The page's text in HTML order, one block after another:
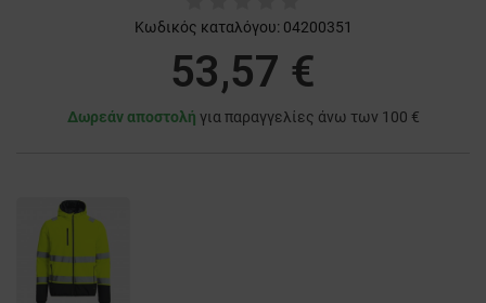
Κωδικός καταλόγου: 04200351
53,57 €
Δωρεάν αποστολή για παραγγελίες άνω των 100 €